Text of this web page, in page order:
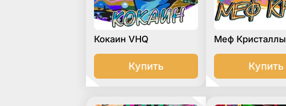
Кокаин VHQ
Купить
Меф Кристаллы
Купить